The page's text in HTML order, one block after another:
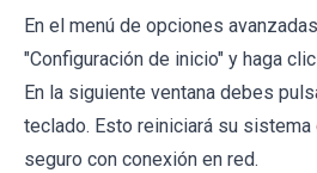
En el menú de opciones
"Configuración de inicio" y haga
En la siguiente ventana debes
teclado. Esto reiniciará su
seguro con conexión en red.